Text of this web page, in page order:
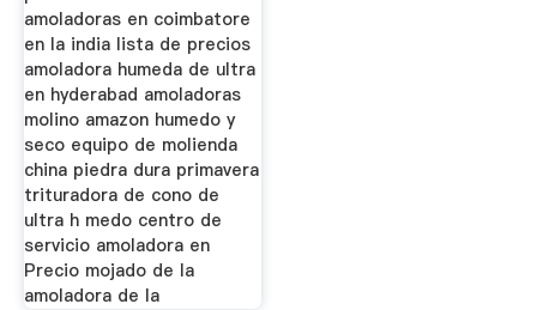
amoladoras en coimbatore
en la india lista de precios
amoladora humeda de ultra
en hyderabad amoladoras
molino amazon humedo y
seco equipo de molienda
china piedra dura primavera
trituradora de cono de
ultra h medo centro de
servicio amoladora en
Precio mojado de la
amoladora de la